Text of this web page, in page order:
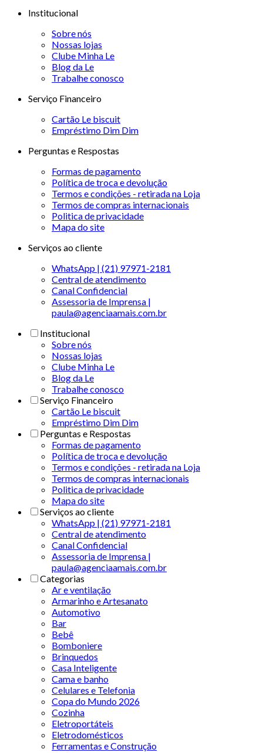
Institucional
Sobre nós
Nossas lojas
Clube Minha Le
Blog da Le
Trabalhe conosco
Serviço Financeiro
Cartão Le biscuit
Empréstimo Dim Dim
Perguntas e Respostas
Formas de pagamento
Política de troca e devolução
Termos e condições - retirada na Loja
Termos de compras internacionais
Politica de privacidade
Mapa do site
Serviços ao cliente
WhatsApp | (21) 97971-2181
Central de atendimento
Canal Confidencial
Assessoria de Imprensa |
paula@agenciaamais.com.br
Institucional
Sobre nós
Nossas lojas
Clube Minha Le
Blog da Le
Trabalhe conosco
Serviço Financeiro
Cartão Le biscuit
Empréstimo Dim Dim
Perguntas e Respostas
Formas de pagamento
Política de troca e devolução
Termos e condições - retirada na Loja
Termos de compras internacionais
Politica de privacidade
Mapa do site
Serviços ao cliente
WhatsApp | (21) 97971-2181
Central de atendimento
Canal Confidencial
Assessoria de Imprensa |
paula@agenciaamais.com.br
Categorias
Ar e ventilação
Armarinho e Artesanato
Automotivo
Bar
Bebê
Bomboniere
Brinquedos
Casa Inteligente
Cama e banho
Celulares e Telefonia
Copa do Mundo 2026
Cozinha
Eletroportáteis
Eletrodomésticos
Ferramentas e Construção